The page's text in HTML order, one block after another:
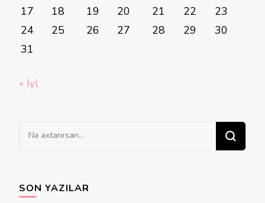
17
18 19 20 21 22
23
24
25 26 27 28 29
30
31
« İyl
Bir
şey
SON YAZILAR